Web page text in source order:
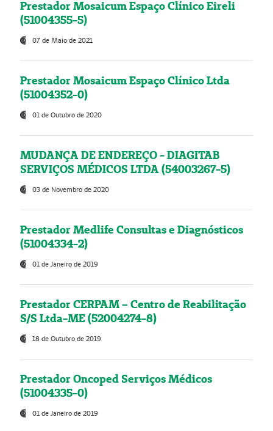
Prestador Mosaicum Espaço Clínico Eireli
(51004355-5)
07 de Maio de 2021
Prestador Mosaicum Espaço Clínico Ltda
(51004352-0)
01 de Outubro de 2020
MUDANÇA DE ENDEREÇO - DIAGITAB
SERVIÇOS MÉDICOS LTDA (54003267-5)
03 de Novembro de 2020
Prestador Medlife Consultas e Diagnósticos
(51004334-2)
01 de Janeiro de 2019
Prestador CERPAM – Centro de Reabilitação
S/S Ltda-ME (52004274-8)
18 de Outubro de 2019
Prestador Oncoped Serviços Médicos
(51004335-0)
01 de Janeiro de 2019